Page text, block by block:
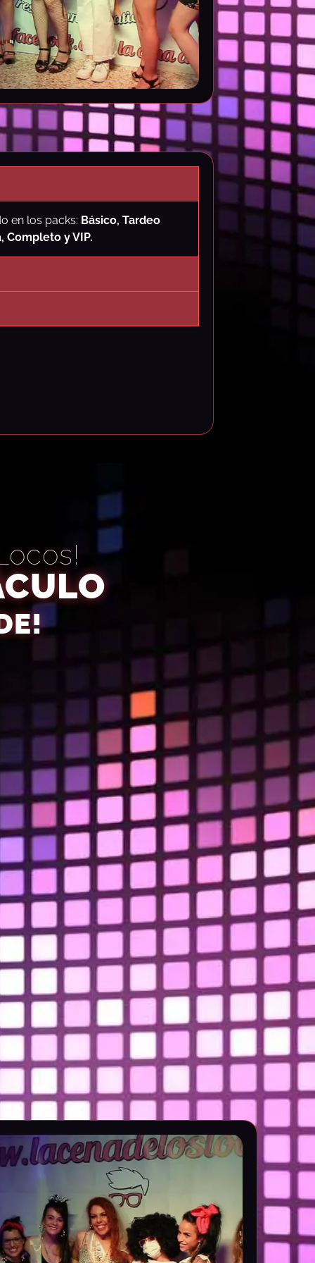
en los packs: Básico, Tardeo
Completo y VIP.